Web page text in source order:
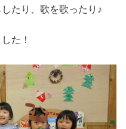
たり、歌を歌ったり♪
た！